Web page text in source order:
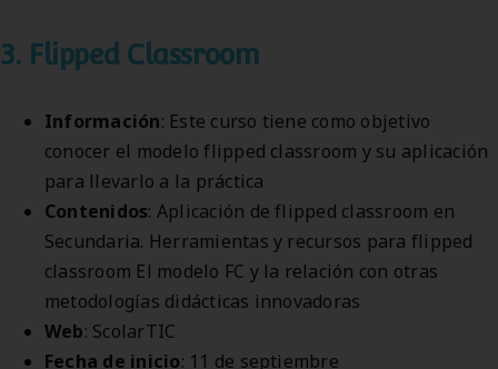
3. Flipped Classroom
Información: Este curso tiene como objetivo
conocer el modelo flipped classroom y su aplicación
para llevarlo a la práctica
Contenidos: Aplicación de flipped classroom en
Secundaria. Herramientas y recursos para flipped
classroom El modelo FC y la relación con otras
metodologías didácticas innovadoras
Web: ScolarTIC
Fecha de inicio: 11 de septiembre